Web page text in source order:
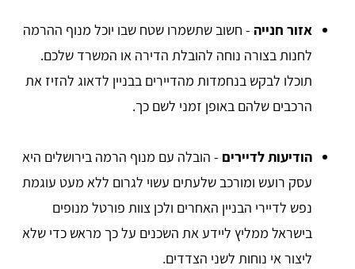
אזור חנייה - חשוב שתשמרו שטח שבו יוכל מנוף ההרמה
לחנות בצורה נוחה להובלת הדירה או המשרד שלכם.
תוכלו לבקש בנחמדות מהדיירים בבניין לדאוג להזיז את
הרכבים שלהם באופן זמני לשם כך.
הודיעות לדיירים - הובלה עם מנוף הרמה בירושלים היא
עסק רועש ומורכב שלעתים עשוי לגרום ללא מעט עוגמת
נפש לדיירי הבניין האחרים ולכן צוות פורטל מנופים
בישראל ממליץ ליידע את השכנים על כך מראש כדי שלא
ליצור אי נוחות לשני הצדדים.